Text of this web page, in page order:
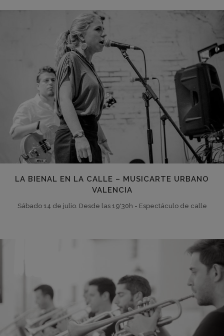
LA BIENAL EN LA CALLE – MUSICARTE URBANO
VALENCIA
Sábado 14 de julio. Desde las 19'30h - Espectáculo de calle